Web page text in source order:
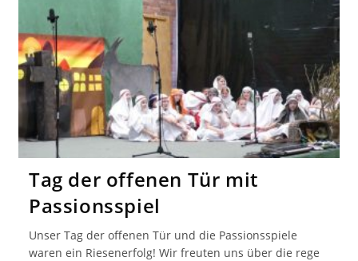
Tag der offenen Tür mit
Passionsspiel
Unser Tag der offenen Tür und die Passionsspiele
waren ein Riesenerfolg! Wir freuten uns über die rege